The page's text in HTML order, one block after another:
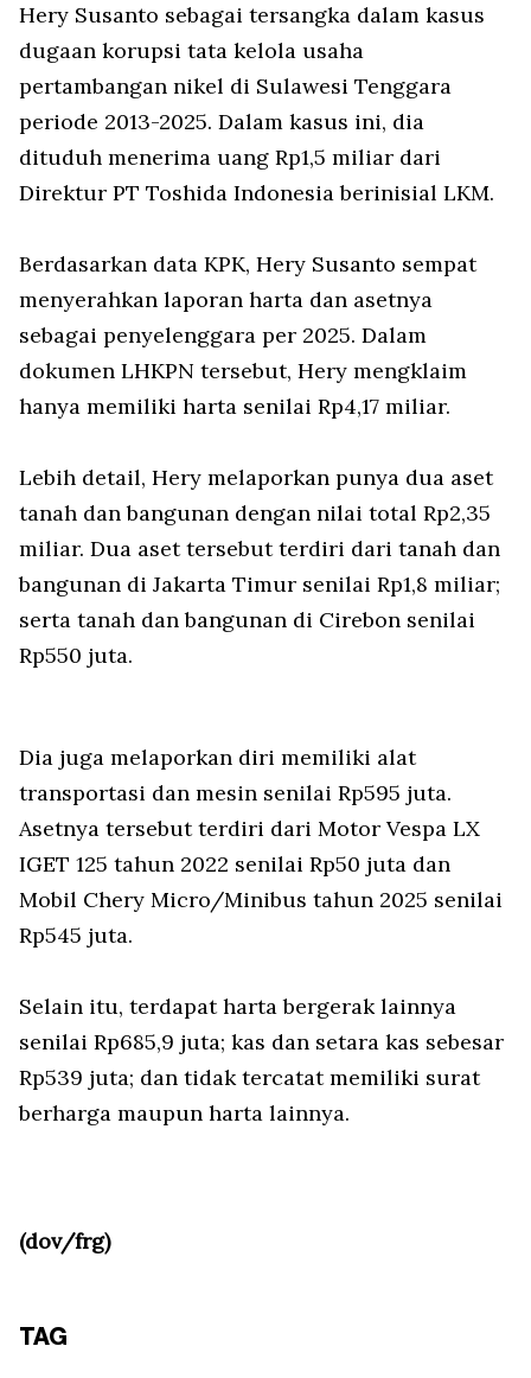
Hery Susanto sebagai tersangka dalam kasus
dugaan korupsi tata kelola usaha
pertambangan nikel di Sulawesi Tenggara
periode 2013-2025. Dalam kasus ini, dia
dituduh menerima uang Rp1,5 miliar dari
Direktur PT Toshida Indonesia berinisial LKM.
Berdasarkan data KPK, Hery Susanto sempat
menyerahkan laporan harta dan asetnya
sebagai penyelenggara per 2025. Dalam
dokumen LHKPN tersebut, Hery mengklaim
hanya memiliki harta senilai Rp4,17 miliar.
Lebih detail, Hery melaporkan punya dua aset
tanah dan bangunan dengan nilai total Rp2,35
miliar. Dua aset tersebut terdiri dari tanah dan
bangunan di Jakarta Timur senilai Rp1,8 miliar;
serta tanah dan bangunan di Cirebon senilai
Rp550 juta.
Dia juga melaporkan diri memiliki alat
transportasi dan mesin senilai Rp595 juta.
Asetnya tersebut terdiri dari Motor Vespa LX
IGET 125 tahun 2022 senilai Rp50 juta dan
Mobil Chery Micro/Minibus tahun 2025 senilai
Rp545 juta.
Selain itu, terdapat harta bergerak lainnya
senilai Rp685,9 juta; kas dan setara kas sebesar
Rp539 juta; dan tidak tercatat memiliki surat
berharga maupun harta lainnya.
(dov/frg)
TAG